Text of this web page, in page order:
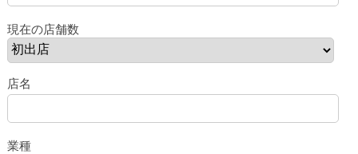
現在の店舗数
店名
業種